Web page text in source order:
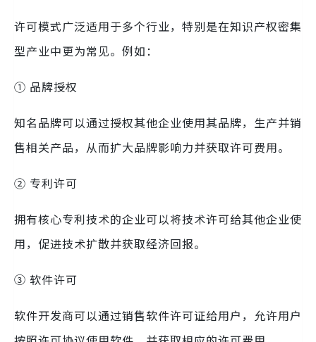
许可模式广泛适用于多个行业，特别是在知识产权密集
型产业中更为常见。例如：
① 品牌授权
知名品牌可以通过授权其他企业使用其品牌，生产并销
售相关产品，从而扩大品牌影响力并获取许可费用。
② 专利许可
拥有核心专利技术的企业可以将技术许可给其他企业使
用，促进技术扩散并获取经济回报。
③ 软件许可
软件开发商可以通过销售软件许可证给用户，允许用户